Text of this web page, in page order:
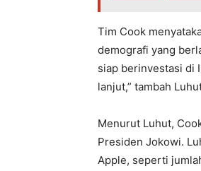
Tim Cook
demografi yang
siap berinvestasi di
lanjut,” tambah
Menurut Luhut,
Presiden Jokowi.
Apple, seperti